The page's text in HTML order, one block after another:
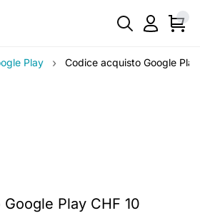
Play › Codice acquisto Google
Play CHF 10